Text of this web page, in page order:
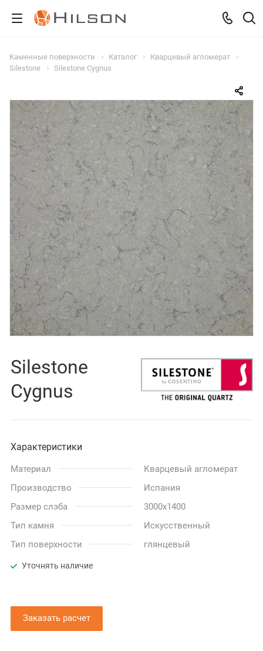
Каменные поверхности Каталог
Кварцевый агломерат
Silestone
Silestone Cygnus
Silestone
Cygnus
Характеристики
Материал
Кварцевый агломерат
Производство
Испания
Размер слэба
3000x1400
Тип камня
Искусственный
Тип поверхности
глянцевый
Уточнять наличие
Заказать расчет